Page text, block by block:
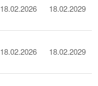
18.02.2026 18.02.2029
18.02.2026 18.02.2029